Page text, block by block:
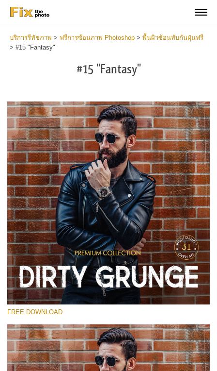
บริการรีทัชภาพ > ฟรีการซ้อนภาพ Photoshop > พื้นผิวซ้อนทับกันฝุ่นฟรี
> #15 "Fantasy"
#15 "Fantasy"
โปรดเลือก
Free Photoshop Overlay
Small 800*533px
Dirty Grunge
(31 Overlays)
Entire Collection
(1783 Overlays)
FREE DOWNLOAD